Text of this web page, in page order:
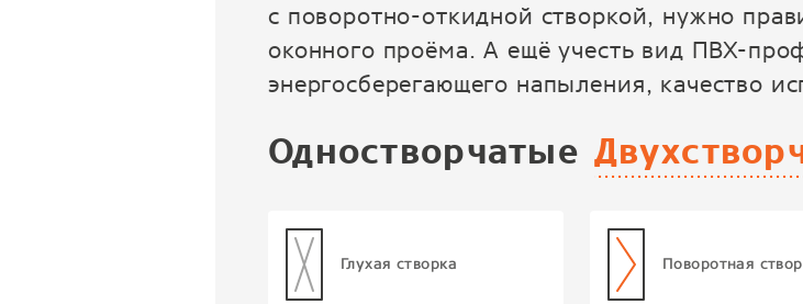
с поворотно-откидной створкой, нужно
оконного проёма. А ещё учесть вид ПВХ-
энергосберегающего напыления, качество
Одностворчатые
Глухая створка Поворотная